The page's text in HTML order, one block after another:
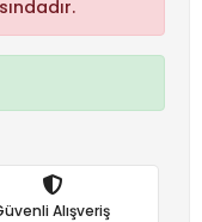
Alışveriş